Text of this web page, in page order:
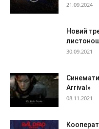
21.09.2024
Новий
30.09.2021
Arrival»
08.11.2021